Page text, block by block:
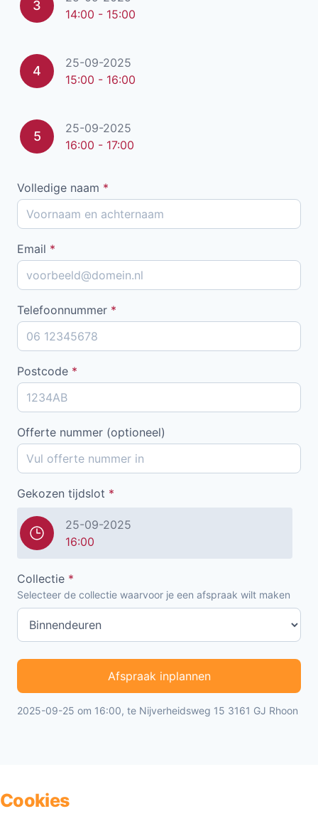
3
14:00 - 15:00
4
25-09-2025
15:00 - 16:00
5
25-09-2025
16:00 - 17:00
Volledige naam *
Email *
Telefoonnummer *
Postcode *
Offerte nummer (optioneel)
Gekozen tijdslot *
25-09-2025
16:00
Collectie *
Selecteer de collectie waarvoor je een afspraak wilt maken
Afspraak inplannen
2025-09-25 om 16:00, te Nijverheidsweg 15 3161 GJ Rhoon
Cookies